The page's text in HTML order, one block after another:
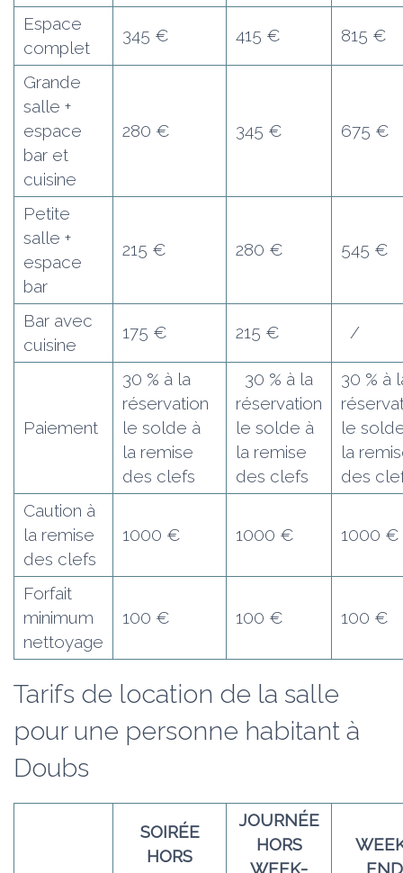
Espace
complet
345 € 415 € 815 €
Grande
salle +
espace
bar et
cuisine
280 € 345 € 675 €
Petite
salle +
espace
bar
215 € 280 € 545 €
Bar avec
cuisine
175 € 215 € /
Paiement
30 % à la
réservation
le solde à
la remise
des clefs
30 % à la
réservation
le solde à
la remise
des clefs
30 % à
le
la
des
Caution à
la remise
des clefs
1000 € 1000 € 1000 €
Forfait
minimum
nettoyage
100 € 100 € 100 €
Tarifs de location de la salle
pour une personne habitant à
Doubs
SOIRÉE
HORS
JOURNÉE
HORS
WEEK-
END